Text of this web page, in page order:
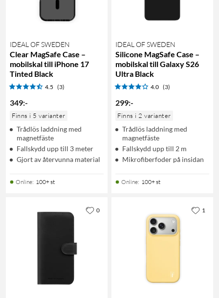
IDEAL OF SWEDEN
Clear MagSafe Case –
mobilskal till iPhone 17
Tinted Black
4.5 (3)
349:-
Finns i 5 varianter
Trådlös laddning med
magnetfäste
Fallskydd upp till 3 meter
Gjort av återvunna material
Online: 100+ st
IDEAL OF SWEDEN
Silicone MagSafe Case –
mobilskal till Galaxy S26
Ultra Black
4.0 (3)
299:-
Finns i 2 varianter
Trådlös laddning med
magnetfäste
Fallskydd upp till 2 m
Mikrofiberfoder på insidan
Online: 100+ st
0 1